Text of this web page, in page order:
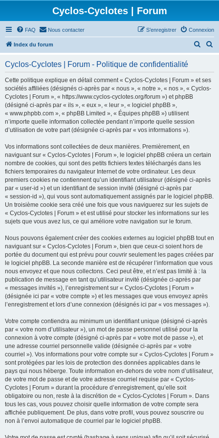
Cyclos-Cyclotes | Forum
FAQ Nous contacter Connexion
S’enregistrer
Index du forum
h
e
Cyclos-Cyclotes | Forum - Politique de confidentialité
Cette politique explique en détail comment « Cyclos-Cyclotes | Forum » et ses
sociétés affiliées (désignés ci-après par « nous », « notre », « nos », « Cyclos-
Cyclotes | Forum », « https://www.cyclos-cyclotes.org/forum ») et phpBB
(désigné ci-après par « ils », « eux », « leur », « logiciel phpBB »,
« www.phpbb.com », « phpBB Limited », « Équipes phpBB ») utilisent
n’importe quelle information collectée pendant n’importe quelle session
d’utilisation de votre part (désignée ci-après par « vos informations »).
Vos informations sont collectées de deux manières. Premièrement, en
naviguant sur « Cyclos-Cyclotes | Forum », le logiciel phpBB créera un certain
nombre de cookies, qui sont des petits fichiers textes téléchargés dans les
fichiers temporaires du navigateur Internet de votre ordinateur. Les deux
premiers cookies ne contiennent qu’un identifiant utilisateur (désigné ci-après
par « user-id ») et un identifiant de session invité (désigné ci-après par
« session-id »), qui vous sont automatiquement assignés par le logiciel phpBB.
Un troisième cookie sera créé une fois que vous naviguerez sur les sujets de
« Cyclos-Cyclotes | Forum » et est utilisé pour stocker les informations sur les
sujets que vous avez lus, ce qui améliore votre navigation sur le forum.
Nous pouvons également créer des cookies externes au logiciel phpBB tout en
naviguant sur « Cyclos-Cyclotes | Forum », bien que ceux-ci soient hors de
portée du document qui est prévu pour couvrir seulement les pages créées par
le logiciel phpBB. La seconde manière est de récupérer l’information que vous
nous envoyez et que nous collectons. Ceci peut être, et n’est pas limité à : la
publication de message en tant qu’utilisateur invité (désignée ci-après par
« messages invités »), l’enregistrement sur « Cyclos-Cyclotes | Forum »
(désignée ici par « votre compte ») et les messages que vous envoyez après
l’enregistrement et lors d’une connexion (désignés ici par « vos messages »).
Votre compte contiendra au minimum un identifiant unique (désigné ci-après
par « votre nom d’utilisateur »), un mot de passe personnel utilisé pour la
connexion à votre compte (désigné ci-après par « votre mot de passe »), et
une adresse courriel personnelle valide (désignée ci-après par « votre
courriel »). Vos informations pour votre compte sur « Cyclos-Cyclotes | Forum »
sont protégées par les lois de protection des données applicables dans le
pays qui nous héberge. Toute information en-dehors de votre nom d’utilisateur,
de votre mot de passe et de votre adresse courriel requise par « Cyclos-
Cyclotes | Forum » durant la procédure d’enregistrement, qu’elle soit
obligatoire ou non, reste à la discrétion de « Cyclos-Cyclotes | Forum ». Dans
tous les cas, vous pouvez choisir quelle information de votre compte sera
affichée publiquement. De plus, dans votre profil, vous pouvez souscrire ou
non à l’envoi automatique de courriel par le logiciel phpBB.